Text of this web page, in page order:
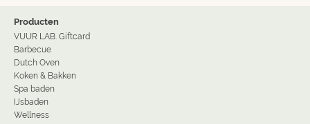
Producten
VUUR LAB. Giftcard
Barbecue
Dutch Oven
Koken & Bakken
Spa baden
IJsbaden
Wellness